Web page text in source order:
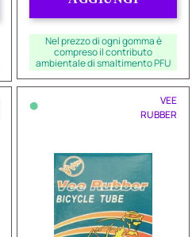
Nel prezzo di ogni gomma è
compreso il contributo
ambientale di smaltimento PFU
•
VEE
RUBBER